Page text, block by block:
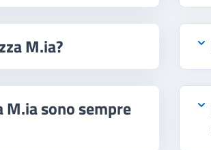
M.ia?
sono sempre